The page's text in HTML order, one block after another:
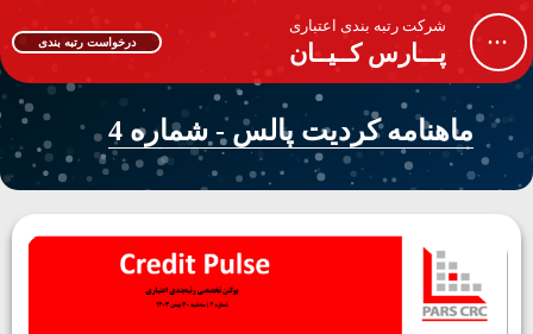
...
شرکت رتبه بندی اعتباری
پـــارس کــیــان درخواست رتبه بندی
ماهنامه کردیت پالس - شماره 4